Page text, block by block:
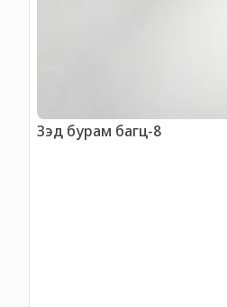
Зэд бурам багц-8